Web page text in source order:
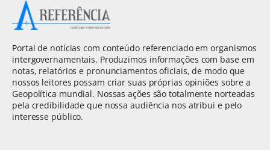
Portal de notícias com conteúdo referenciado em organismos
intergovernamentais. Produzimos informações com base em
notas, relatórios e pronunciamentos oficiais, de modo que
nossos leitores possam criar suas próprias opiniões sobre a
Geopolítica mundial. Nossas ações são totalmente norteadas
pela credibilidade que nossa audiência nos atribui e pelo
interesse público.